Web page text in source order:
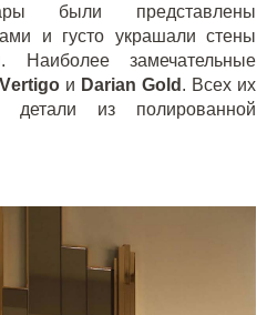
были представлены
и густо украшали стены
Наиболее замечательные
Vertigo и Darian Go ld . Всех их
детали из полированной